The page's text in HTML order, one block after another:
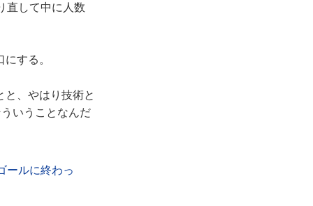
直して中に人数
する。
と、やはり技術と
いうことなんだ
ールに終わっ